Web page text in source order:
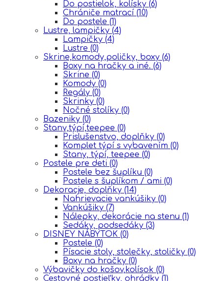
Do postielok, kolísky (6)
Chrániče matrací (10)
Do postele (1)
Lustre, lampičky (4)
Lampičky (4)
Lustre (0)
Skrine,komody,poličky, boxy (6)
Boxy na hračky a iné. (6)
Skrine (0)
Komody (0)
Regály (0)
Skrinky (0)
Nočné stolíky (0)
Bazeniky (0)
Stany,týpí,teepee (0)
Prislušenstvo, doplňky (0)
Komplet týpí s vybavením (0)
Stany, týpí, teepee (0)
Postele pre deti (0)
Postele bez šuplíku (0)
Postele s šuplíkom / ami (0)
Dekoracje, doplňky (14)
Nahrievacie vankúšiky (0)
Vankúšiky (7)
Nálepky, dekorácie na stenu (1)
Sedáky, podsedáky (3)
DISNEY NÁBYTOK (0)
Postele (0)
Písacie stoly, stolečky, stoličky (0)
Boxy na hračky (0)
Výbavičky do košov,kolísok (0)
Cestovné postieľky, ohrádky (1)